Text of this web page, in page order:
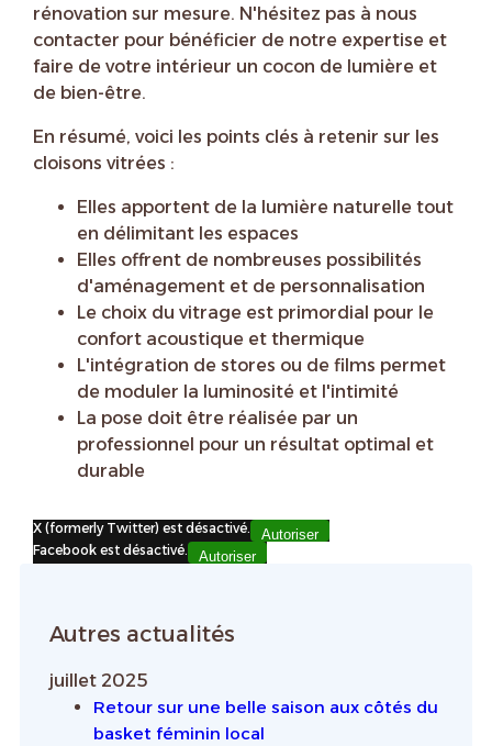
rénovation sur mesure. N'hésitez pas à nous
contacter pour bénéficier de notre expertise et
faire de votre intérieur un cocon de lumière et
de bien-être.
En résumé, voici les points clés à retenir sur les
cloisons vitrées :
Elles apportent de la lumière naturelle tout
en délimitant les espaces
Elles offrent de nombreuses possibilités
d'aménagement et de personnalisation
Le choix du vitrage est primordial pour le
confort acoustique et thermique
L'intégration de stores ou de films permet
de moduler la luminosité et l'intimité
La pose doit être réalisée par un
professionnel pour un résultat optimal et
durable
X (formerly Twitter) est désactivé.
Autoriser
Facebook est désactivé.
Autoriser
Autres actualités
juillet 2025
Retour sur une belle saison aux côtés du
basket féminin local